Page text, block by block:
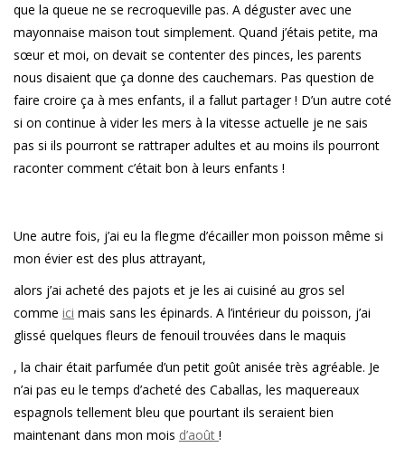
que la queue ne se recroqueville pas. A déguster avec une
mayonnaise maison tout simplement. Quand j’étais petite, ma
sœur et moi, on devait se contenter des pinces, les parents
nous disaient que ça donne des cauchemars. Pas question de
faire croire ça à mes enfants, il a fallut partager ! D’un autre coté
si on continue à vider les mers à la vitesse actuelle je ne sais
pas si ils pourront se rattraper adultes et au moins ils pourront
raconter comment c’était bon à leurs enfants !
Une autre fois, j’ai eu la flegme d’écailler mon poisson même si
mon évier est des plus attrayant,
alors j’ai acheté des pajots et je les ai cuisiné au gros sel
comme ici mais sans les épinards. A l’intérieur du poisson, j’ai
glissé quelques fleurs de fenouil trouvées dans le maquis
, la chair était parfumée d’un petit goût anisée très agréable. Je
n’ai pas eu le temps d’acheté des Caballas, les maquereaux
espagnols tellement bleu que pourtant ils seraient bien
maintenant dans mon mois d’août !